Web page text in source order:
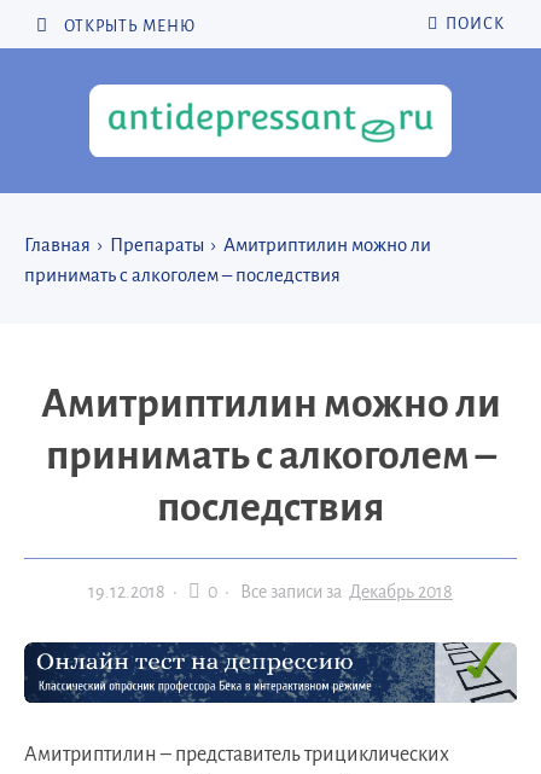
ОТКРЫТЬ МЕНЮ ПОИСК
Главная › Препараты › Амитриптилин можно ли
принимать с алкоголем – последствия
Амитриптилин можно ли
принимать с алкоголем –
последствия
19.12.2018 · 0 · Все записи за Декабрь 2018
Амитриптилин – представитель трициклических